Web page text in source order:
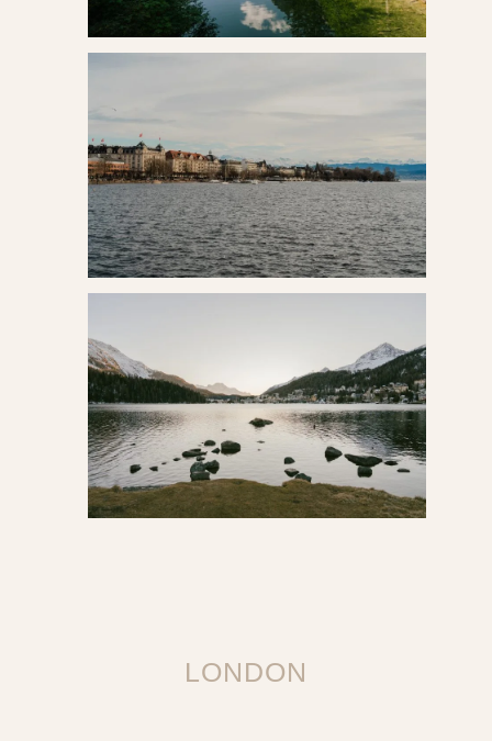
LONDON